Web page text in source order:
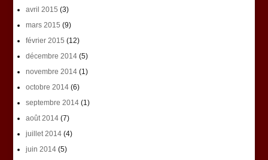
avril 2015 (3)
mars 2015 (9)
février 2015 (12)
décembre 2014(5)
novembre 2014(1)
octobre 2014(6)
septembre 2014(1)
août 2014(7)
juillet 2014(4)
juin 2014(5)